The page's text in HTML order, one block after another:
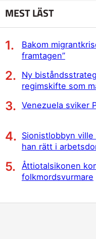
MEST LÄST
Bakom
framtagen”
Ny
regimskifte som
Venezuela sviker
Sionistlobbyn
han rätt i
Åttiotalsikonen
folkmordsvurmare